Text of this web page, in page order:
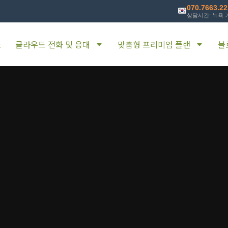
상담시간: 뉴욕
클라우드 전화 및 응대 맞춤형 프리미엄 플랜 블